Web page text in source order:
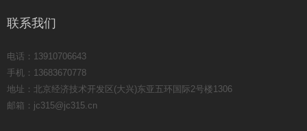
联系我们
电话：13910706643
手机：13683670778
地址：北京经济技术开发区(大兴)东亚五环国际2号楼1306
邮箱：jc315@jc315.cn